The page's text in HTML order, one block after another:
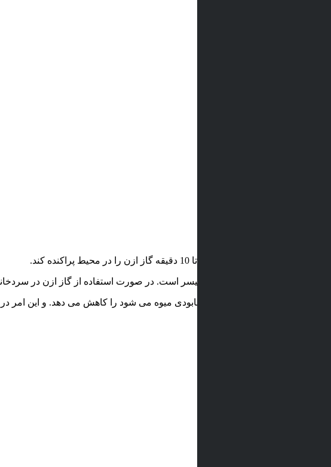
10 دقیقه گاز ازن را در محیط پراکنده کند.
محصولات است که با گاز ازن میسر است. در صورت استفاده از گاز ازن در
کند و رشد قارچ ها که باعث نابودی میوه می شود را کاهش می دهد. و این امر